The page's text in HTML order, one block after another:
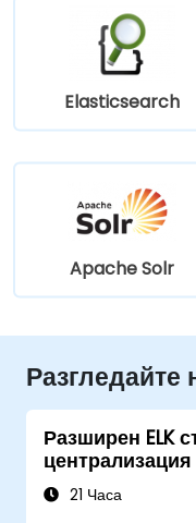
Elasticsearch
Apache Solr
Разгледайте
Разширен ELK
21 Часа